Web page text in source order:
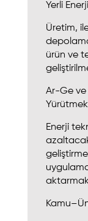
Yerli
Üretim,
ürün ve
Ar-Ge ve
Yürütmek
Enerji